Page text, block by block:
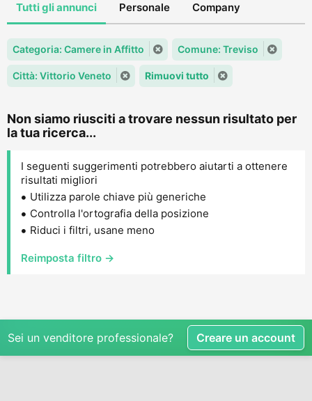
Tutti gli annunci Personale Company
Categoria: Camere in Affitto Comune: Treviso
Città: Vittorio Veneto Rimuovi tutto
Non siamo riusciti a trovare nessun risultato per
la tua ricerca...
I seguenti suggerimenti potrebbero aiutarti a ottenere
risultati migliori
Utilizza parole chiave più generiche
Controlla l'ortografia della posizione
Riduci i filtri, usane meno
Reimposta filtro →
Sei un venditore professionale? Creare un account